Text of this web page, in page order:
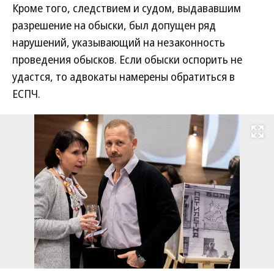
Кроме того, следствием и судом, выдававшим
разрешение на обыски, был допущен ряд
нарушений, указывающий на незаконность
проведения обысков. Если обыски оспорить не
удастся, то адвокаты намерены обратиться в
ЕСПЧ.
Развернуть